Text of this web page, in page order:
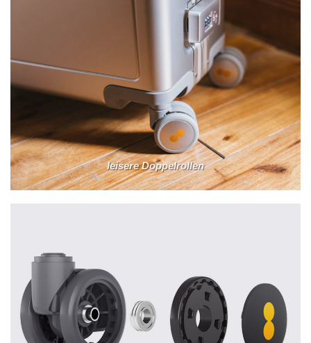
leisere Doppelrollen